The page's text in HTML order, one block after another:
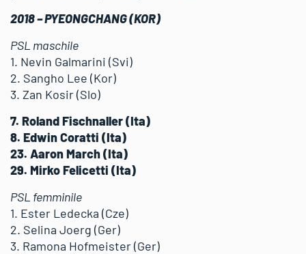
2018 – PYEONGCHANG (KOR)
PSL maschile
1. Nevin Galmarini (Svi)
2. Sangho Lee (Kor)
3. Zan Kosir (Slo)
7. Roland Fischnaller (Ita)
8. Edwin Coratti (Ita)
23. Aaron March (Ita)
29. Mirko Felicetti (Ita)
PSL femminile
1. Ester Ledecka (Cze)
2. Selina Joerg (Ger)
3. Ramona Hofmeister (Ger)